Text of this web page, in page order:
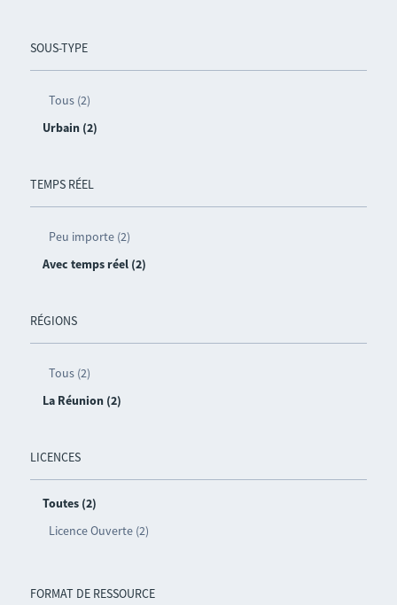
SOUS-TYPE
Tous (2)
Urbain (2)
TEMPS RÉEL
Peu importe (2)
Avec temps réel (2)
RÉGIONS
Tous (2)
La Réunion (2)
LICENCES
Toutes (2)
Licence Ouverte (2)
FORMAT DE RESSOURCE